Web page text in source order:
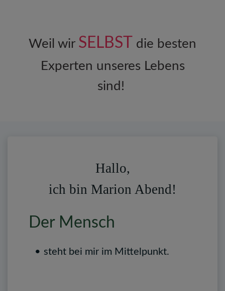
Weil wir SELBST
die besten
Experten unseres Lebens
sind!
Hallo,
ich bin Marion Abend!
Der Mensch
steht bei mir im Mittelpunkt.